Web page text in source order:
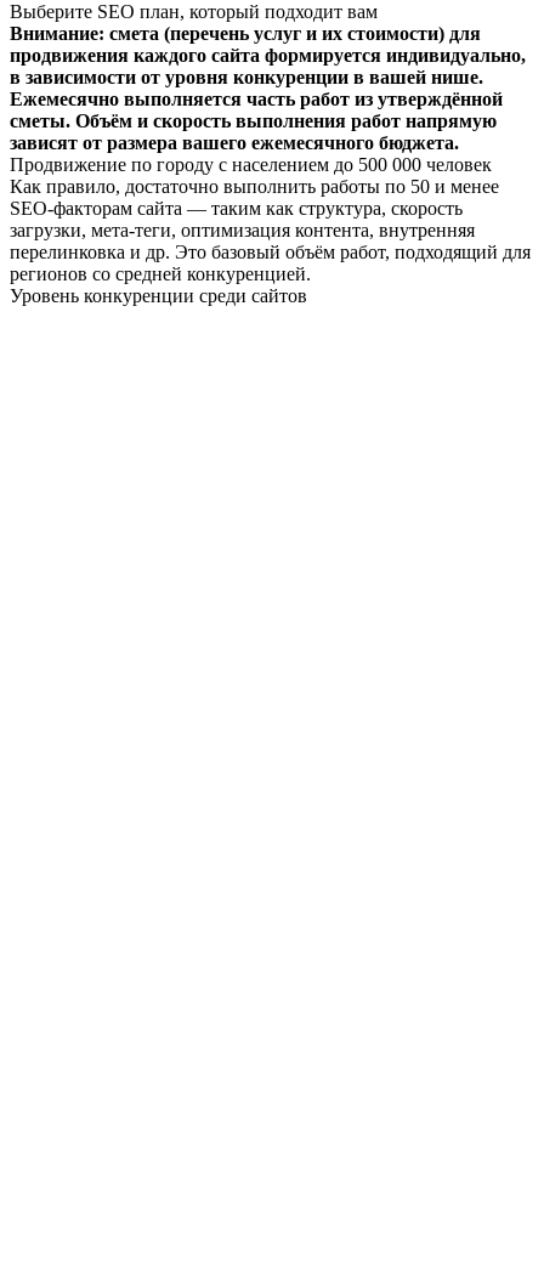
Выберите SEO план, который подходит вам
Внимание: смета (перечень услуг и их стоимости) для
продвижения каждого сайта формируется индивидуально,
в зависимости от уровня конкуренции в вашей нише.
Ежемесячно выполняется часть работ из утверждённой
сметы. Объём и скорость выполнения работ напрямую
зависят от размера вашего ежемесячного бюджета.
Продвижение по городу с населением до 500 000 человек
Как правило, достаточно выполнить работы по 50 и менее
SEO-факторам сайта — таким как структура, скорость
загрузки, мета-теги, оптимизация контента, внутренняя
перелинковка и др. Это базовый объём работ, подходящий для
регионов со средней конкуренцией.
Уровень конкуренции среди сайтов